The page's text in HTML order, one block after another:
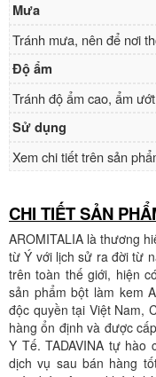
Mưa
Tránh mưa, nên để nơi
Độ ẩm
Tránh độ ẩm cao, ẩm ướt
Sử dụng
Xem chi tiết trên sản
CHI TIẾT SẢN
AROMITALIA là thương
từ Ý với lịch sử ra đời từ
trên toàn thế giới, hiện
sản phẩm bột làm kem
độc quyền tại Việt Nam,
hàng ổn định và được
Y Tế. TADAVINA tự hào
dịch vụ sau bán hàng